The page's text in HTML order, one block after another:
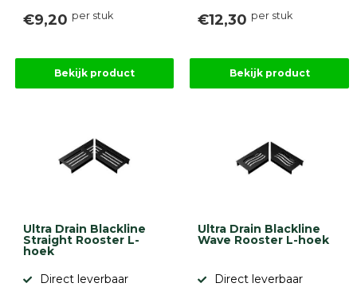
€9,20 per stuk
Bekijk product
€12,30 per stuk
Bekijk product
Ultra Drain Blackline
Straight Rooster L-
hoek
Direct leverbaar
Ultra Drain Blackline
Wave Rooster L-hoek
Direct leverbaar